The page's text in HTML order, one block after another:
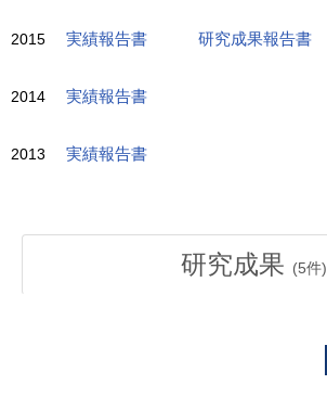
2015 実績報告書 研究成果報告書
2014 実績報告書
2013 実績報告書
研究成果 (5件)